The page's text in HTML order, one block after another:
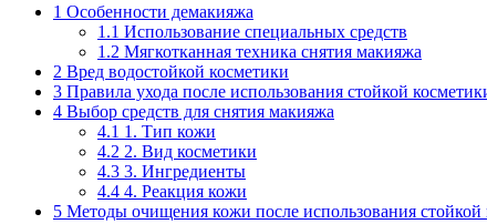
1 Особенности демакияжа
1.1 Использование специальных средств
1.2 Мягкотканная техника снятия макияжа
2 Вред водостойкой косметики
3 Правила ухода после использования стойкой
4 Выбор средств для снятия макияжа
4.1 1. Тип кожи
4.2 2. Вид косметики
4.3 3. Ингредиенты
4.4 4. Реакция кожи
5 Методы очищения кожи после использования стойкой